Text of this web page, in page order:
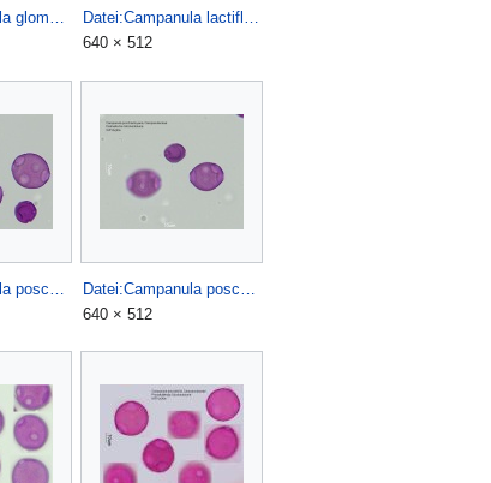
Datei:Campanula glomerata.jpg
Datei:Campanula lactiflora.jpg
640 × 512
640 × 512